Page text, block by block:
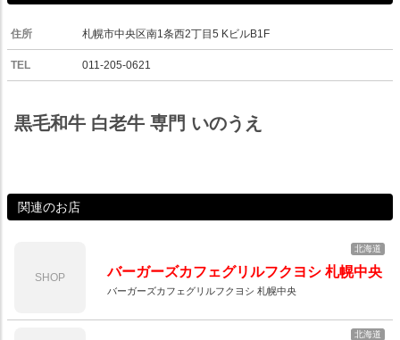
住所 札幌市中央区南1条西2丁目5 KビルB1F
TEL 011-205-0621
黒毛和牛 白老牛 専門 いのうえ
関連のお店
SHOP
北海道
バーガーズカフェグリルフクヨシ 札幌中央
バーガーズカフェグリルフクヨシ 札幌中央
北海道